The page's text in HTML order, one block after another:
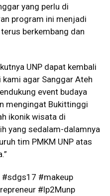
yang perlu di
program ini menjadi
berkembang dan
UNP dapat kembali
agar Sanggar Ateh
event budaya
mengingat Bukittinggi
ikonik wisata di
yang sedalam-dalamnya
tim PMKM UNP atas
#makeup
#lp2Munp